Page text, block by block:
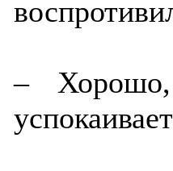
–